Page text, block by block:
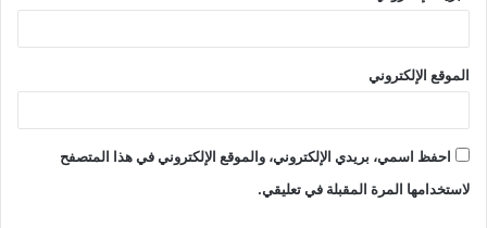
الموقع الإلكتروني
احفظ اسمي، بريدي الإلكتروني، والموقع الإلكتروني في هذا المتصفح
لاستخدامها المرة المقبلة في تعليقي.